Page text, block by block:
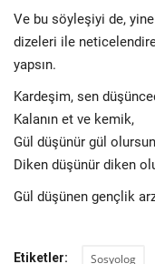
Ve bu söyleşiyi de, yine
dizeleri ile
yapsın.
Kardeşim, sen
Kalanın et ve kemik,
Gül düşünür gül
Diken düşünür diken
Gül düşünen gençlik
Etiketler: Sosyolog